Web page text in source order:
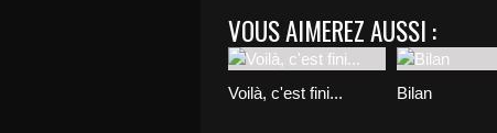
VOUS AIMEREZ AUSSI :
Voilà, c'est fini...
Bilan